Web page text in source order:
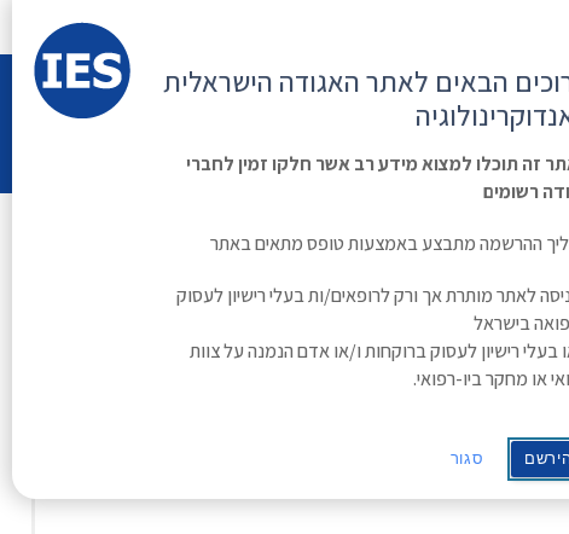
ראשי משולחן מפגשים קורס
מתקדם
משקל
תרופות לניהול משקל
אנו מראיינות רופאי משפחה ואנדוקרינולוגים במטרה
על דרכי שיפור בטיפול התרופתי בהשמנה.
הבאים לאתר האגודה הישראלית
זה תוכלו למצוא מידע רב אשר חלקו זמין לחברי
רשומים
ההרשמה מתבצע באמצעות טופס מתאים באתר
לאתר מותרת אך ורק לרופאים/ות בעלי רישיון לעסוק
בישראל
בעלי רישיון לעסוק ברוקחות ו/או אדם הנמנה על צוות
או מחקר ביו-רפואי.
סגור